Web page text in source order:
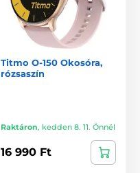
Titmo O-150 Okosóra,
rózsaszín
Raktáron, kedden 8. 11. Önnél
16 990 Ft